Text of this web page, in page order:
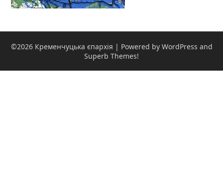
©2026 Кременчуцька єпархія | Powered by WordPress and
Superb Themes!